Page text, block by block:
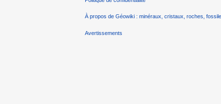
À propos de Géowiki : minéraux, cristaux, roches,
Avertissements